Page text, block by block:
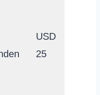
USD
25